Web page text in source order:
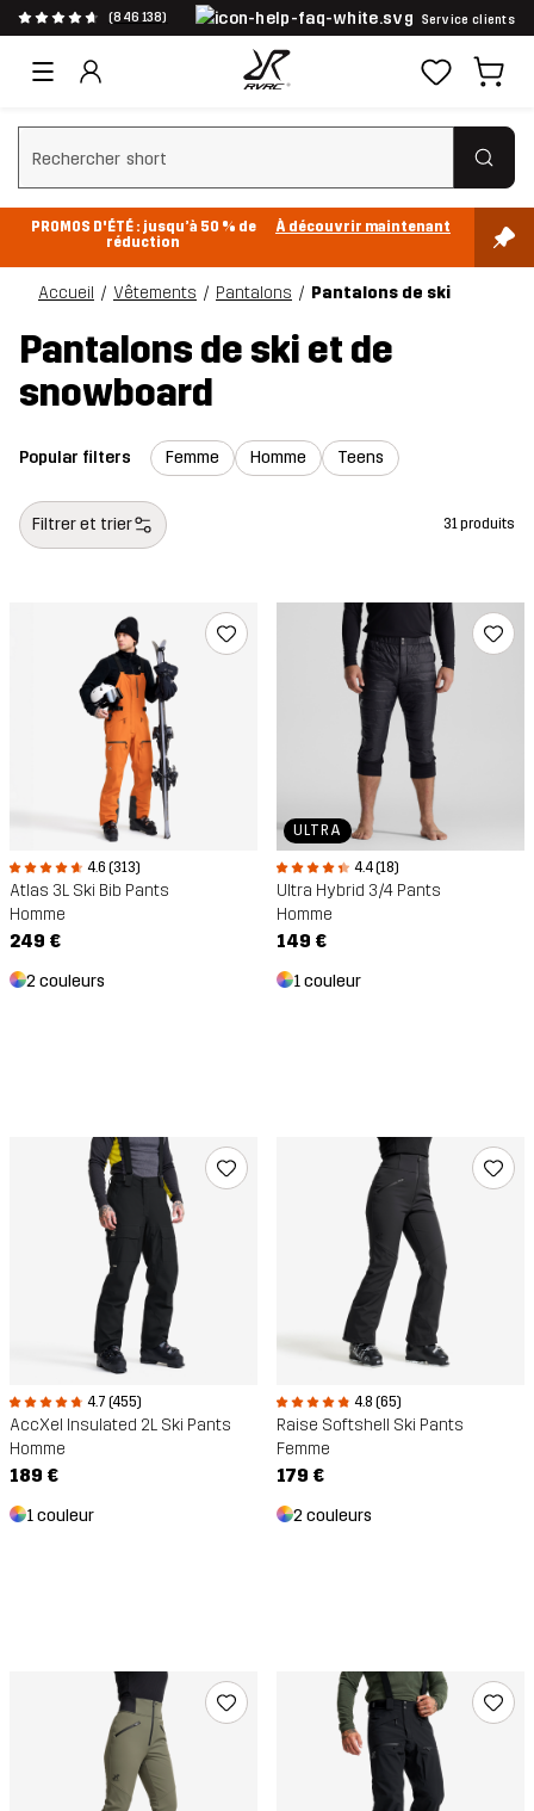
(846 138) Service clients
Effacer la recherche
PROMOS D'ÉTÉ : jusqu’à 50 % de
réduction
À découvrir maintenant
Accueil Vêtements Pantalons Pantalons de ski
Pantalons de ski et de
snowboard
Popular filters Femme Homme Teens
Filtrer et trier 31 produits
4.6 (313)
Atlas 3L Ski Bib Pants
Homme
249 €
2 couleurs
ULTRA
4.4 (18)
Ultra Hybrid 3/4 Pants
Homme
149 €
1 couleur
4.7 (455)
AccXel Insulated 2L Ski Pants
Homme
189 €
1 couleur
4.8 (65)
Raise Softshell Ski Pants
Femme
179 €
2 couleurs